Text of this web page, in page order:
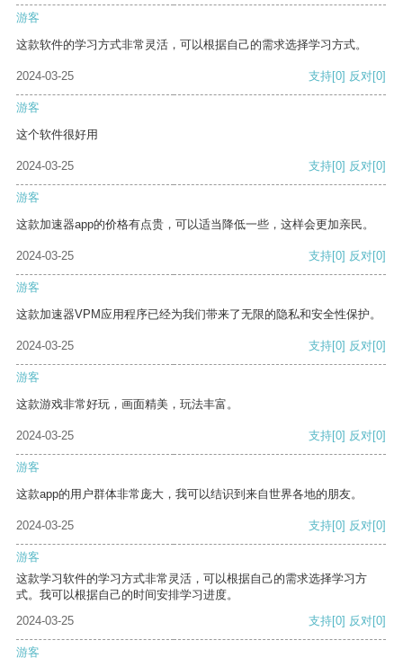
游客
这款软件的学习方式非常灵活，可以根据自己的需求选择学习方式。
2024-03-25 支持[0] 反对[0]
游客
这个软件很好用
2024-03-25 支持[0] 反对[0]
游客
这款加速器app的价格有点贵，可以适当降低一些，这样会更加亲民。
2024-03-25 支持[0] 反对[0]
游客
这款加速器VPM应用程序已经为我们带来了无限的隐私和安全性保护。
2024-03-25 支持[0] 反对[0]
游客
这款游戏非常好玩，画面精美，玩法丰富。
2024-03-25 支持[0] 反对[0]
游客
这款app的用户群体非常庞大，我可以结识到来自世界各地的朋友。
2024-03-25 支持[0] 反对[0]
游客
这款学习软件的学习方式非常灵活，可以根据自己的需求选择学习方
式。我可以根据自己的时间安排学习进度。
2024-03-25
支持[0] 反对[0]
游客